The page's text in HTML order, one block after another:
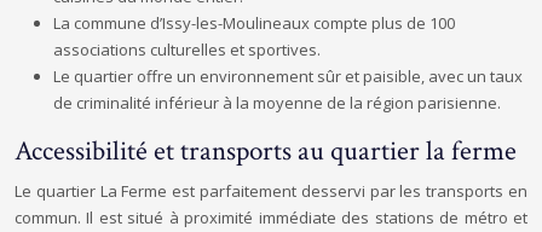
La commune d’Issy-les-Moulineaux compte plus de 100
associations culturelles et sportives.
Le quartier offre un environnement sûr et paisible, avec un taux
de criminalité inférieur à la moyenne de la région parisienne.
Accessibilité et transports au quartier la ferme
Le quartier La Ferme est parfaitement desservi par les transports en
commun. Il est situé à proximité immédiate des stations de métro et